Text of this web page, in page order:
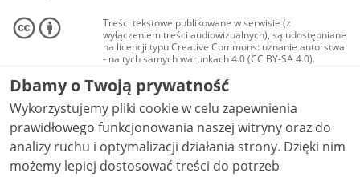
Treści tekstowe publikowane w serwisie (z
wyłączeniem treści audiowizualnych), są udostępniane
na licencji typu Creative Commons: uznanie autorstwa
- na tych samych warunkach 4.0 (CC BY-SA 4.0).
Materiały audiowizualne, w tym zdjęcia, materiały
audio i wideo, są udostępniane na licencji typu
Creative Commons: uznanie autorstwa użycie
niekomercyjne - bez utworów zależnych 4.0 (CC BY-
NC-ND 4.0), o ile nie jest to stwierdzone inaczej.
Dbamy o Twoją prywatność
Wykorzystujemy pliki cookie w celu zapewnienia
prawidłowego funkcjonowania naszej witryny oraz do
analizy ruchu i optymalizacji działania strony. Dzięki nim
możemy lepiej dostosować treści do potrzeb